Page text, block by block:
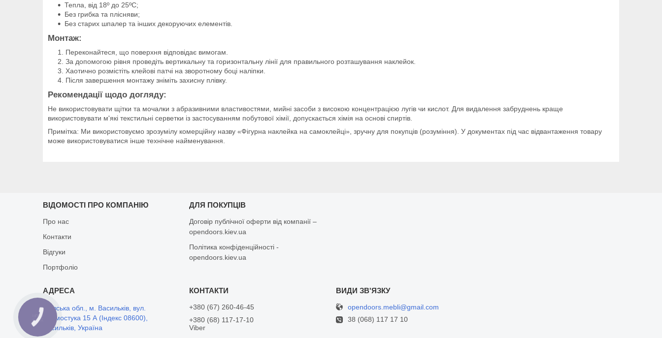
Тепла, від 18º до 25ºС;
Без грибка та плісняви;
Без старих шпалер та інших декоруючих елементів.
Монтаж:
Переконайтеся, що поверхня відповідає вимогам.
За допомогою рівня проведіть вертикальну та горизонтальну лінії для правильного розташування наклейок.
Хаотично розмістіть клейові патчі на зворотному боці наліпки.
Після завершення монтажу зніміть захисну плівку.
Рекомендації щодо догляду:
Не використовувати щітки та мочалки з абразивними властивостями, мийні засоби з високою концентрацією лугів чи кислот. Для видалення забруднень краще
використовувати м'які текстильні серветки із застосуванням побутової хімії, допускається хімія на основі спиртів.
Примітка: Ми використовуємо зрозумілу комерційну назву «Фігурна наклейка на самоклейці», зручну для покупців (розуміння). У документах під час відвантаження товару
може використовуватися інше технічне найменування.
ВІДОМОСТІ ПРО КОМПАНІЮ
Про нас
Контакти
Відгуки
Портфоліо
ДЛЯ ПОКУПЦІВ
Договір публічної оферти від компанії –
opendoors.kiev.ua
Політика конфіденційності -
opendoors.kiev.ua
Київська обл., м. Васильків, вул.
Дармостука 15 А (Індекс 08600),
Васильків, Україна
+380 (67) 260-46-45
+380 (68) 117-17-10
Viber
opendoors.mebli@gmail.com
38 (068) 117 17 10
КНОПКА
ЗВ'ЯЗКУ